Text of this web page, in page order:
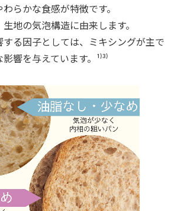
らかな食感が特徴です。
地の気泡構造に由来します。
る因子としては、ミキシングが主で
響を与えています。¹⁾³⁾